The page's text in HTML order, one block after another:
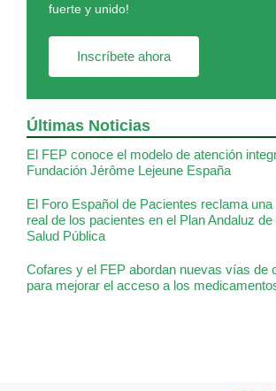
fuerte y unido!
Inscríbete ahora
Últimas Noticias
El FEP conoce el modelo de atención
Fundación Jérôme Lejeune España
El Foro Español de Pacientes reclama
real de los pacientes en el Plan Andaluz
Salud Pública
Cofares y el FEP abordan nuevas vías de
para mejorar el acceso a los